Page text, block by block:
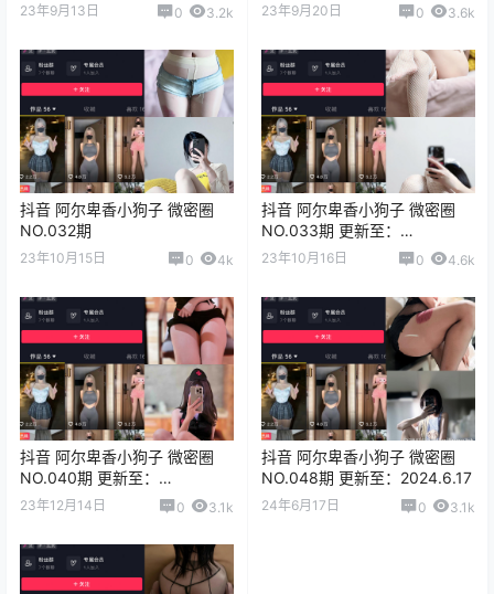
23年9月13日 0 3.2k 23年9月20日 0 3.6k
抖音 阿尔卑香小狗子 微密圈
NO.032期
23年10月15日 0 4k
抖音 阿尔卑香小狗子 微密圈
NO.033期 更新至：
2023.10.16
23年10月16日 0 4.6k
抖音 阿尔卑香小狗子 微密圈
NO.040期 更新至：
2023.12.14
23年12月14日 0 3.1k
抖音 阿尔卑香小狗子 微密圈
NO.048期 更新至：2024.6.17
24年6月17日 0 3.1k